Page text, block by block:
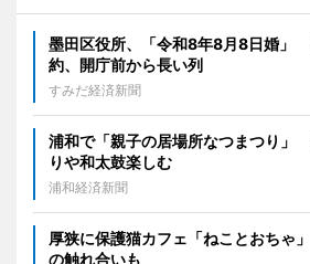
墨田区役所、「令和8年8月8日婚
約、開庁前から長い列
すみだ経済新聞
浦和で「親子の居場所なつまつり」
りや和太鼓楽しむ
浦和経済新聞
厚狭に保護猫カフェ「ねことおちゃ
の触れ合いも